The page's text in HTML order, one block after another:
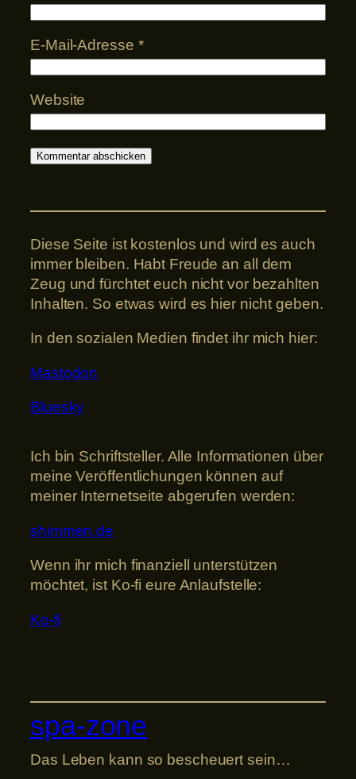
E-Mail-Adresse *
Website
Diese Seite ist kostenlos und wird es auch
immer bleiben. Habt Freude an all dem
Zeug und fürchtet euch nicht vor bezahlten
Inhalten. So etwas wird es hier nicht geben.
In den sozialen Medien findet ihr mich hier:
Mastodon
Bluesky
Ich bin Schriftsteller. Alle Informationen über
meine Veröffentlichungen können auf
meiner Internetseite abgerufen werden:
shimmen.de
Wenn ihr mich finanziell unterstützen
möchtet, ist Ko-fi eure Anlaufstelle:
Ko-fi
spa-zone
Das Leben kann so bescheuert sein…